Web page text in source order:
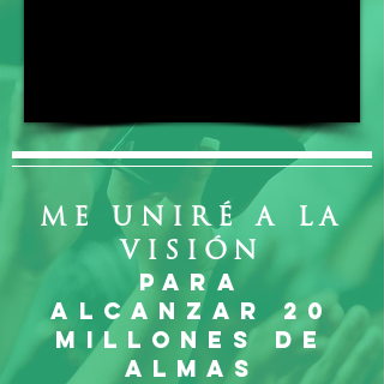
ME UNIRÉ A LA
VISIÓN
PARA
ALCANZAR 20
MILLONES DE
ALMAs